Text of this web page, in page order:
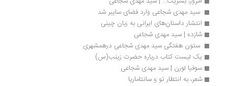
سید مهدی شجاعی وارد فضای سایبر شد
انتشار داستان‌های ‌ایرانی به ‌زبان چینی
شازده | سید مهدی شجاعی
ستون هفتگی سید مهدی شجاعی درهمشهری
یک لیست کتاب درباره حضرت زینب(س)
سوفیا لورن | سید مهدی شجاعی
شعر، به انتظار تو و سانتاماریا